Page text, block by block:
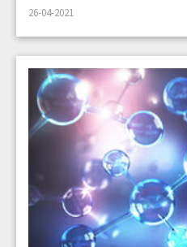
26-04-2021